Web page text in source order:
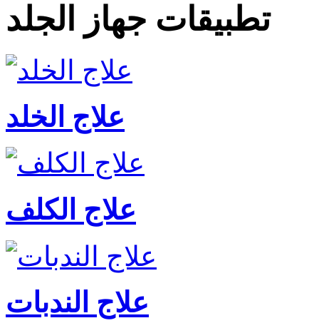
تطبيقات جهاز الجلد
علاج الخلد
علاج الكلف
علاج الندبات